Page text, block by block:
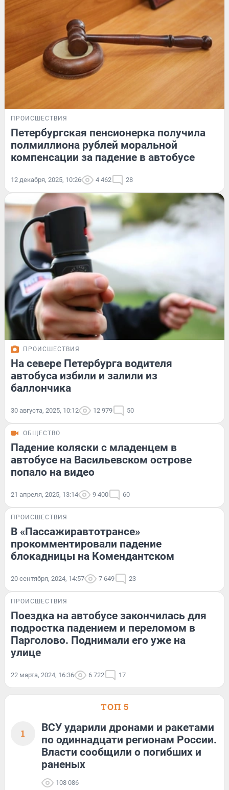
ПРОИСШЕСТВИЯ
Петербургская пенсионерка получила
полмиллиона рублей моральной
компенсации за падение в автобусе
12 декабря, 2025, 10:26 4 462 28
ПРОИСШЕСТВИЯ
На севере Петербурга водителя
автобуса избили и залили из
баллончика
30 августа, 2025, 10:12 12 979 50
ОБЩЕСТВО
Падение коляски с младенцем в
автобусе на Васильевском острове
попало на видео
21 апреля, 2025, 13:14 9 400 60
ПРОИСШЕСТВИЯ
В «Пассажиравтотрансе»
прокомментировали падение
блокадницы на Комендантском
20 сентября, 2024, 14:57 7 649 23
ПРОИСШЕСТВИЯ
Поездка на автобусе закончилась для
подростка падением и переломом в
Парголово. Поднимали его уже на
улице
22 марта, 2024, 16:36 6 722 17
ТОП 5
1
ВСУ ударили дронами и ракетами
по одиннадцати регионам России.
Власти сообщили о погибших и
раненых
108 086